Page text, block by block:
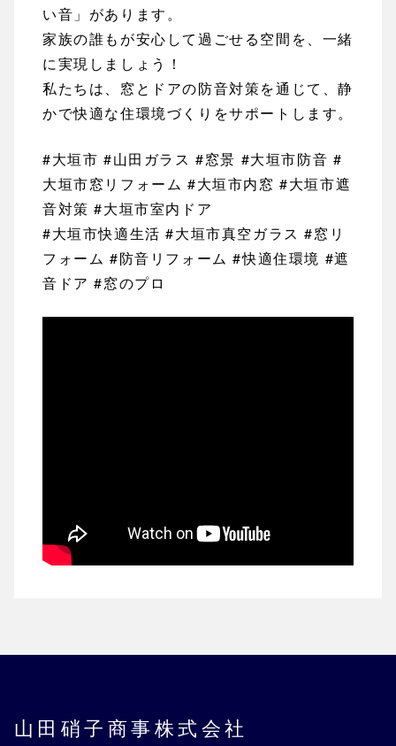
い音」があります。
家族の誰もが安心して過ごせる空間を、一緒
に実現しましょう！
私たちは、窓とドアの防音対策を通じて、静
かで快適な住環境づくりをサポートします。
#大垣市 #山田ガラス #窓景 #大垣市防音 #
大垣市窓リフォーム #大垣市内窓 #大垣市遮
音対策 #大垣市室内ドア
#大垣市快適生活 #大垣市真空ガラス #窓リ
フォーム #防音リフォーム #快適住環境 #遮
音ドア #窓のプロ
山田硝子商事株式会社